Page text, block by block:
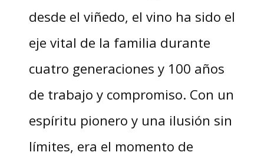
desde el viñedo, el vino ha sido el
eje vital de la familia durante
cuatro generaciones y 100 años
de trabajo y compromiso. Con un
espíritu pionero y una ilusión sin
límites, era el momento de